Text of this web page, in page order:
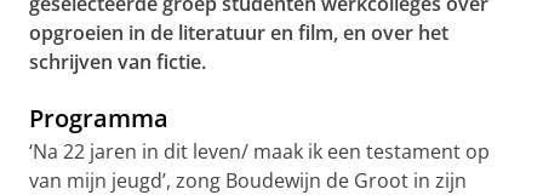
opgroeien in de literatuur en film, en over het
schrijven van fictie.
Programma
‘Na 22 jaren in dit leven/ maak ik een testament op
van mijn jeugd’, zong Boudewijn de Groot in zijn